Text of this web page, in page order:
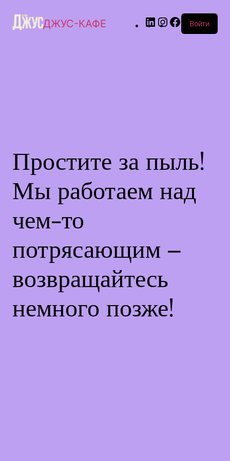
ДЖУС-КАФЕ Войти
Простите за пыль!
Мы работаем над
чем-то
потрясающим –
возвращайтесь
немного позже!